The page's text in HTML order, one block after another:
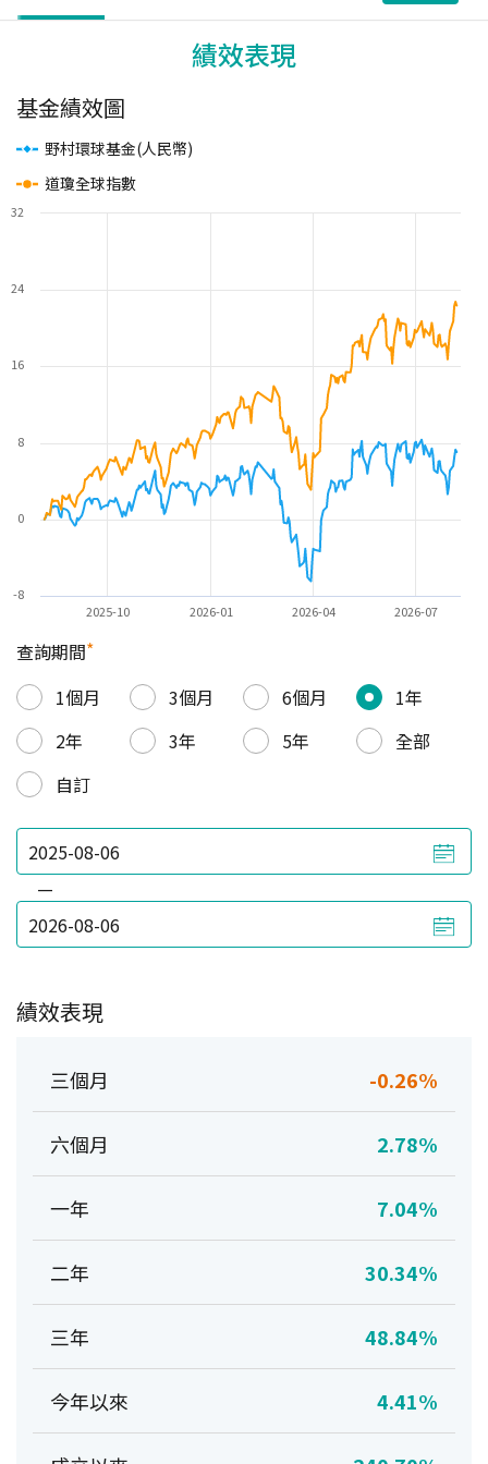
績效表現
基金績效圖
野村環球基金(人民幣)
道瓊全球指數
2025-10 2026-01 2026-04 2026-07
-8
0
8
16
24
32
查詢期間*
1個月
3個月 6個月
1年
2年
3年 5年
全部
自訂
—
績效表現
三個月 -0.26%
六個月 2.78%
一年 7.04%
二年 30.34%
三年 48.84%
今年以來 4.41%